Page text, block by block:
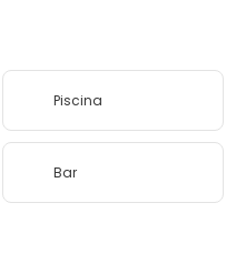
Piscina
Bar